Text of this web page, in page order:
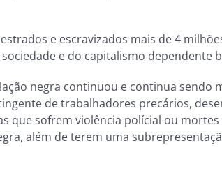
e escravizados mais de 4
e do capitalismo dependente
negra continuou e continua sendo
de trabalhadores precários,
que sofrem violência polícial ou mortes
além de terem uma